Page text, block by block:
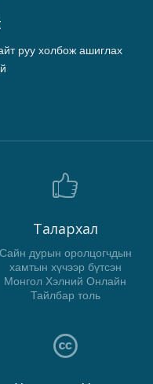
руу холбож ашиглах
Талархал
Сайн дурын оролцогчдын
хамтын хүчээр бүтсэн
Монгол Хэлний Онлайн
Тайлбар толь